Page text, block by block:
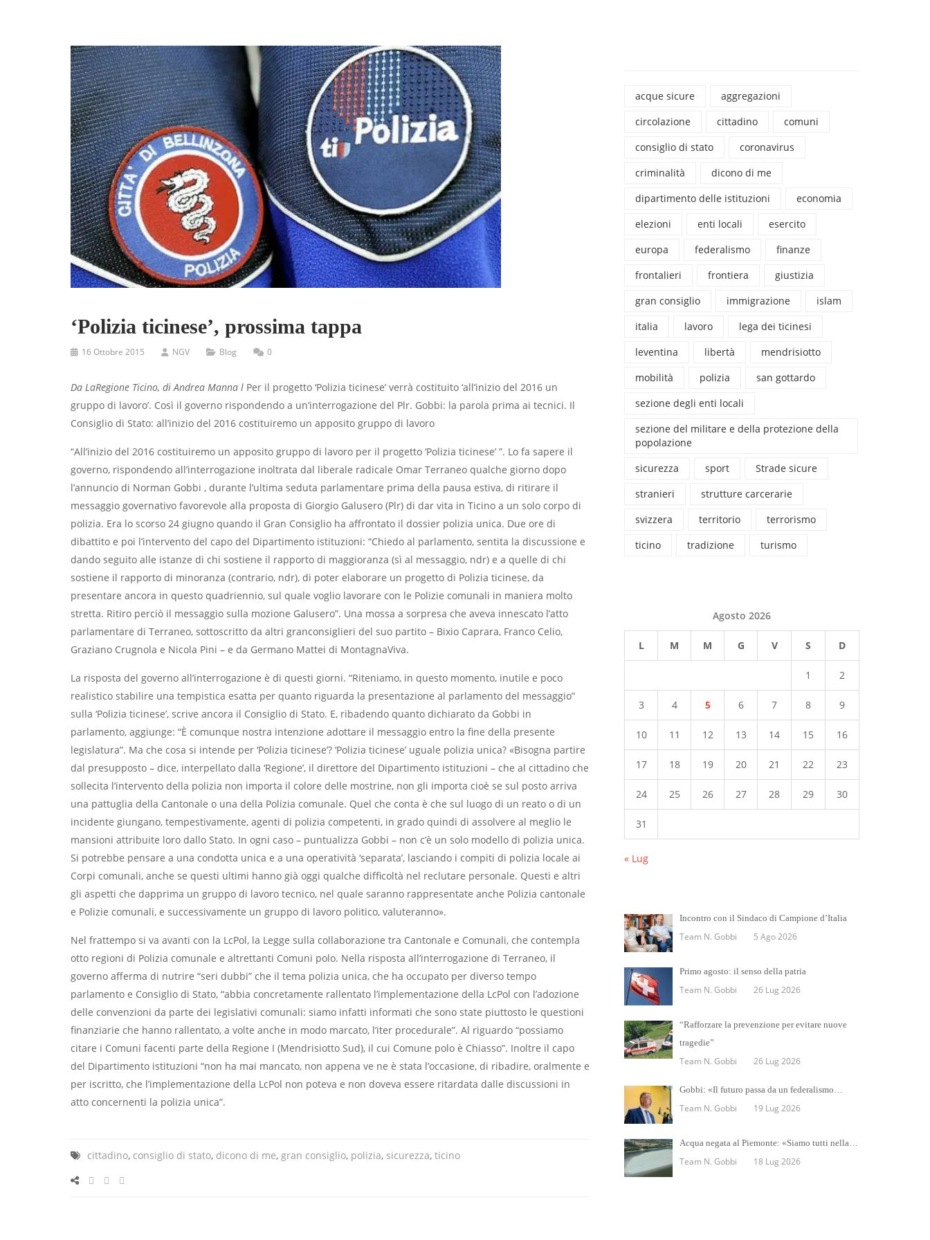
‘Polizia ticinese’, prossima tappa
16 Ottobre 2015 NGV Blog 0
Da LaRegione Ticino, di Andrea Manna l Per il progetto ‘Polizia ticinese’ verrà costituito ‘all’inizio del 2016 un
gruppo di lavoro’. Così il governo rispondendo a un’interrogazione del Plr. Gobbi: la parola prima ai tecnici. Il
Consiglio di Stato: all’inizio del 2016 costituiremo un apposito gruppo di lavoro
“All’inizio del 2016 costituiremo un apposito gruppo di lavoro per il progetto ‘Polizia ticinese’ ”. Lo fa sapere il
governo, rispondendo all’interrogazione inoltrata dal liberale radicale Omar Terraneo qualche giorno dopo
l’annuncio di Norman Gobbi , durante l’ultima seduta parlamentare prima della pausa estiva, di ritirare il
messaggio governativo favorevole alla proposta di Giorgio Galusero (Plr) di dar vita in Ticino a un solo corpo di
polizia. Era lo scorso 24 giugno quando il Gran Consiglio ha affrontato il dossier polizia unica. Due ore di
dibattito e poi l’intervento del capo del Dipartimento istituzioni: “Chiedo al parlamento, sentita la discussione e
dando seguito alle istanze di chi sostiene il rapporto di maggioranza (sì al messaggio, ndr) e a quelle di chi
sostiene il rapporto di minoranza (contrario, ndr), di poter elaborare un progetto di Polizia ticinese, da
presentare ancora in questo quadriennio, sul quale voglio lavorare con le Polizie comunali in maniera molto
stretta. Ritiro perciò il messaggio sulla mozione Galusero”. Una mossa a sorpresa che aveva innescato l’atto
parlamentare di Terraneo, sottoscritto da altri granconsiglieri del suo partito – Bixio Caprara, Franco Celio,
Graziano Crugnola e Nicola Pini – e da Germano Mattei di MontagnaViva.
La risposta del governo all’interrogazione è di questi giorni. “Riteniamo, in questo momento, inutile e poco
realistico stabilire una tempistica esatta per quanto riguarda la presentazione al parlamento del messaggio”
sulla ‘Polizia ticinese’, scrive ancora il Consiglio di Stato. E, ribadendo quanto dichiarato da Gobbi in
parlamento, aggiunge: “È comunque nostra intenzione adottare il messaggio entro la ﬁne della presente
legislatura”. Ma che cosa si intende per ‘Polizia ticinese’? ‘Polizia ticinese’ uguale polizia unica? «Bisogna partire
dal presupposto – dice, interpellato dalla ‘Regione’, il direttore del Dipartimento istituzioni – che al cittadino che
sollecita l’intervento della polizia non importa il colore delle mostrine, non gli importa cioè se sul posto arriva
una pattuglia della Cantonale o una della Polizia comunale. Quel che conta è che sul luogo di un reato o di un
incidente giungano, tempestivamente, agenti di polizia competenti, in grado quindi di assolvere al meglio le
mansioni attribuite loro dallo Stato. In ogni caso – puntualizza Gobbi – non c’è un solo modello di polizia unica.
Si potrebbe pensare a una condotta unica e a una operatività ‘separata’, lasciando i compiti di polizia locale ai
Corpi comunali, anche se questi ultimi hanno già oggi qualche difﬁcoltà nel reclutare personale. Questi e altri
gli aspetti che dapprima un gruppo di lavoro tecnico, nel quale saranno rappresentate anche Polizia cantonale
e Polizie comunali, e successivamente un gruppo di lavoro politico, valuteranno».
Nel frattempo si va avanti con la LcPol, la Legge sulla collaborazione tra Cantonale e Comunali, che contempla
otto regioni di Polizia comunale e altrettanti Comuni polo. Nella risposta all’interrogazione di Terraneo, il
governo afferma di nutrire “seri dubbi” che il tema polizia unica, che ha occupato per diverso tempo
parlamento e Consiglio di Stato, “abbia concretamente rallentato l’implementazione della LcPol con l’adozione
delle convenzioni da parte dei legislativi comunali: siamo infatti informati che sono state piuttosto le questioni
ﬁnanziarie che hanno rallentato, a volte anche in modo marcato, l’iter procedurale”. Al riguardo “possiamo
citare i Comuni facenti parte della Regione I (Mendrisiotto Sud), il cui Comune polo è Chiasso”. Inoltre il capo
del Dipartimento istituzioni “non ha mai mancato, non appena ve ne è stata l’occasione, di ribadire, oralmente e
per iscritto, che l’implementazione della LcPol non poteva e non doveva essere ritardata dalle discussioni in
atto concernenti la polizia unica”.
cittadino, consiglio di stato, dicono di me, gran consiglio, polizia, sicurezza, ticino
acque sicure
aggregazioni
circolazione
cittadino
comuni
consiglio di stato
coronavirus
criminalità
dicono di me
dipartimento delle istituzioni
economia
elezioni
enti locali
esercito
europa
federalismo
finanze
frontalieri
frontiera
giustizia
gran consiglio
immigrazione
islam
italia
lavoro
lega dei ticinesi
leventina
libertà
mendrisiotto
mobilità
polizia
san gottardo
sezione degli enti locali
sezione del militare e della protezione della
popolazione
sicurezza
sport
Strade sicure
stranieri
strutture carcerarie
svizzera
territorio
terrorismo
ticino
tradizione turismo
Agosto 2026
L M M G V S D
1 2
3 4 5 6 7 8 9
10 11 12 13 14 15 16
17 18 19 20 21 22 23
24 25 26 27 28 29 30
31
« Lug
Incontro con il Sindaco di Campione d’Italia
Team N. Gobbi 5 Ago 2026
Primo agosto: il senso della patria
Team N. Gobbi 26 Lug 2026
“Rafforzare la prevenzione per evitare nuove
tragedie”
Team N. Gobbi 26 Lug 2026
Gobbi: «Il futuro passa da un federalismo…
Team N. Gobbi 19 Lug 2026
Acqua negata al Piemonte: «Siamo tutti nella…
Team N. Gobbi 18 Lug 2026